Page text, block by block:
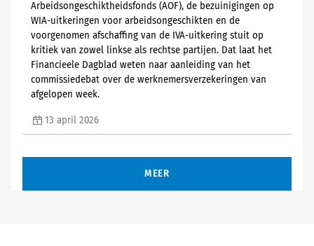
Arbeidsongeschiktheidsfonds (AOF), de bezuinigingen op
WIA-uitkeringen voor arbeidsongeschikten en de
voorgenomen afschaffing van de IVA-uitkering stuit op
kritiek van zowel linkse als rechtse partijen. Dat laat het
Financieele Dagblad weten naar aanleiding van het
commissiedebat over de werknemersverzekeringen van
afgelopen week.
13 april 2026
MEER